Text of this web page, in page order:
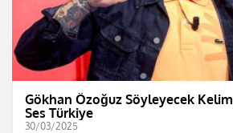
Gökhan Özoğuz Söyleyecek
Ses Türkiye
30/03/2025